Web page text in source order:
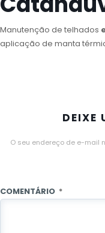
Manutenção de telhados
aplicação de manta
DEIXE
O seu endereço de e-mail
COMENTÁRIO *